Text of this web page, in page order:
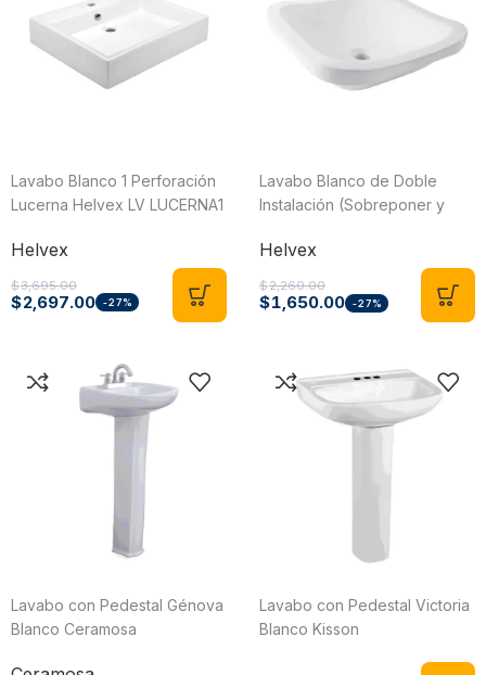
Lavabo Blanco 1 Perforación
Lucerna Helvex LV LUCERNA1
Helvex
$3,695.00
$2,697.00 -27%
Lavabo Blanco de Doble
Instalación (Sobreponer y
Rebosadero Stala Helvex LV
STALA
Helvex
$2,260.00
$1,650.00 -27%
Lavabo con Pedestal Génova
Blanco Ceramosa
Lavabo con Pedestal Victoria
Blanco Kisson